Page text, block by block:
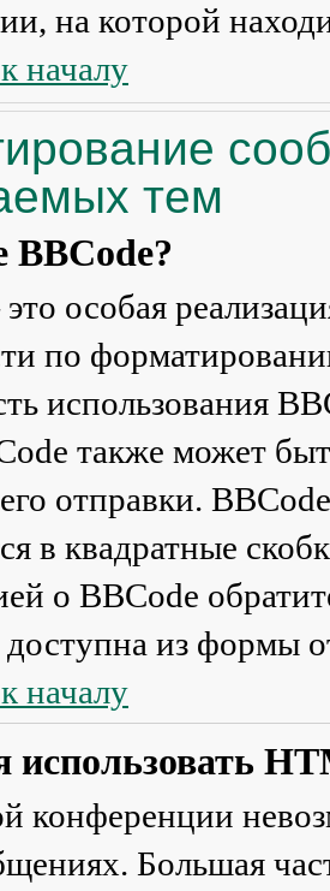
на которой
началу
тем
BBCode?
особая
по
использования
также может
отправки.
в квадратные
о BBCode
доступна из формы
началу
использовать
конференции
Большая